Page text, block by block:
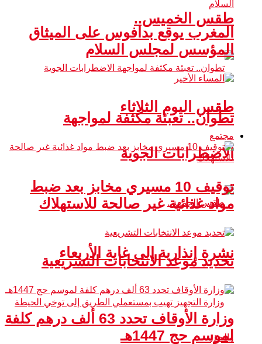
طقس الخميس..
تطوان.. تعبئة مكثفة لمواجهة
الاضطرابات الجوية
نشرة إنذارية إلى غاية الأربعاء
المغرب يوقع بدافوس على الميثاق
المؤسس لمجلس السلام
طقس اليوم الثلاثاء
مجتمع
توقيف 10 مسيري مخابز بعد ضبط
مواد غذائية غير صالحة للاستهلاك
تحديد موعد الانتخابات التشريعية
وزارة الأوقاف تحدد 63 ألف درهم كلفة
لموسم حج 1447هـ